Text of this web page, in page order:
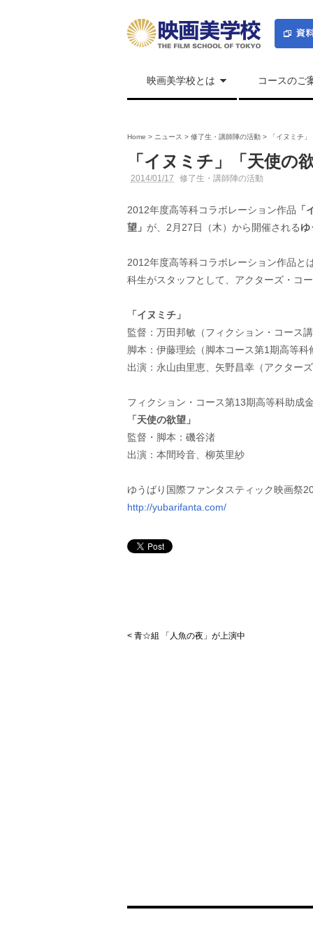
映画美学校とは コースのご
Home > ニュース > 修了生・講師陣の活動 > 「イヌミチ
「イヌミチ」「天使の
2014/01/17 修了生・講師陣の活動
2012年度高等科コラボレーション作品 「
望」 が、2月27日（木）から開催されるゆ
2012年度高等科コラボレーション作品と
科生がスタッフとして、アクターズ・コ
「イヌミチ」
監督：万田邦敏（フィクション・コース
脚本：伊藤理絵（脚本コース第1期高等科
出演：永山由里恵、矢野昌幸（アクター
フィクション・コース第13期高等科助成
「天使の欲望」
監督・脚本：磯谷渚
出演：本間玲音、柳英里紗
ゆうばり国際ファンタスティック映画祭
http://yubarifanta.com/
< 青☆組 「人魚の夜」が上演中